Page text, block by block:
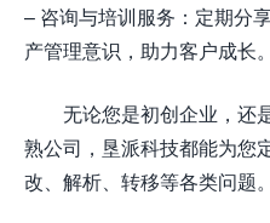
– 咨询与培训服务：定期分
产管理意识，助力客户成长。
无论您是初创企业，还
熟公司，垦派科技都能为您
改、解析、转移等各类问题。